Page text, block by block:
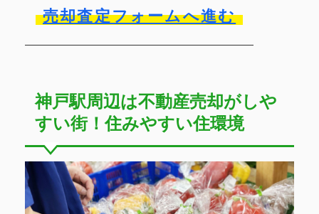
売却査定フォームへ進む
神戸駅周辺は不動産売却がしや
すい街！住みやすい住環境